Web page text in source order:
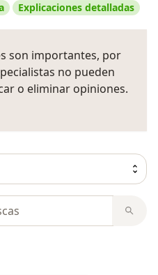
Explicaciones detalladas
son importantes, por
no pueden
o eliminar opiniones.